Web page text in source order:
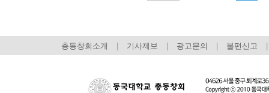
총동창회소개 기사제보 광고문의 불편신고